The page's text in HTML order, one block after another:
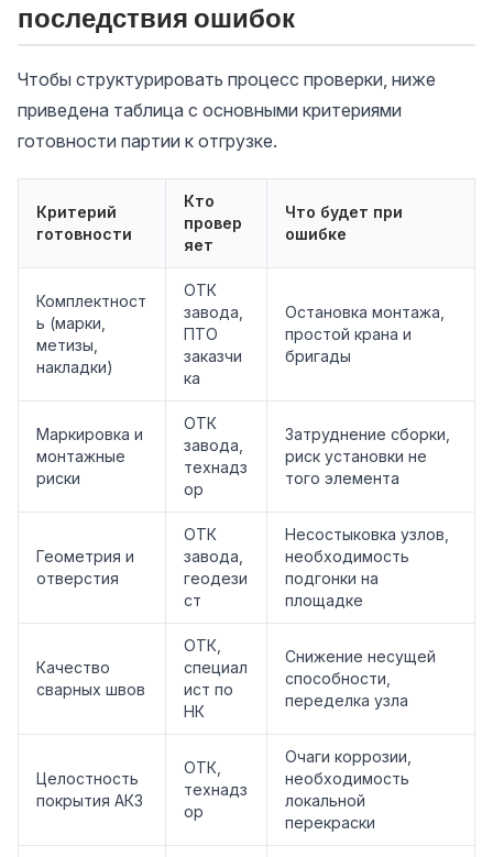
последствия ошибок
Чтобы структурировать процесс проверки, ниже
приведена таблица с основными критериями
готовности партии к отгрузке.
Критерий
готовности
Кто
провер
яет
Что будет при
ошибке
Комплектност
ь (марки,
метизы,
накладки)
ОТК
завода,
ПТО
заказчи
ка
Остановка монтажа,
простой крана и
бригады
Маркировка и
монтажные
риски
ОТК
завода,
технадз
ор
Затруднение сборки,
риск установки не
того элемента
Геометрия и
отверстия
ОТК
завода,
геодези
ст
Несостыковка узлов,
необходимость
подгонки на
площадке
Качество
сварных швов
ОТК,
специал
ист по
НК
Снижение несущей
способности,
переделка узла
Целостность
покрытия АКЗ
ОТК,
технадз
ор
Очаги коррозии,
необходимость
локальной
перекраски